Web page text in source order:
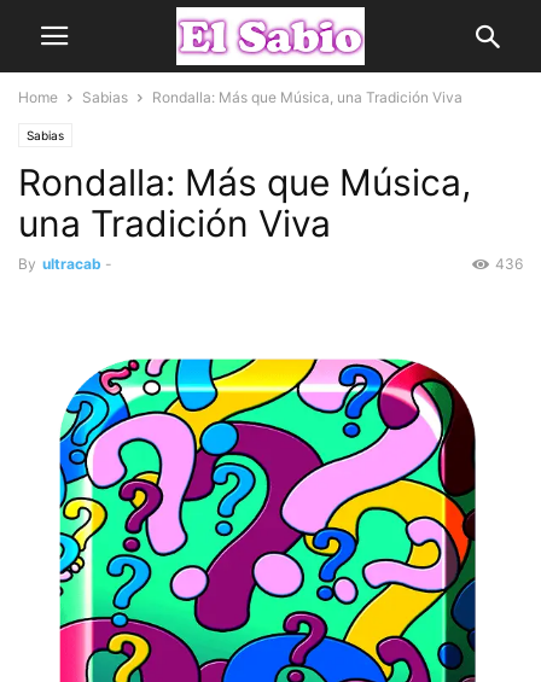
Home Sabias Rondalla: Más que Música, una Tradición Viva
Sabias
Rondalla: Más que Música,
una Tradición Viva
By ultracab - 436